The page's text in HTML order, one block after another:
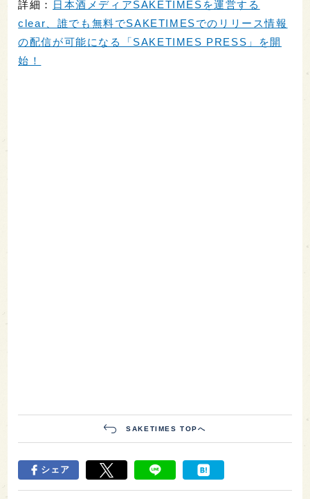
詳細：
日本酒メディアSAKETIMESを運営する
clear、誰でも無料でSAKETIMESでのリリース情報
の配信が可能になる「SAKETIMES PRESS」を開
始！
SAKETIMES TOPへ
シェア